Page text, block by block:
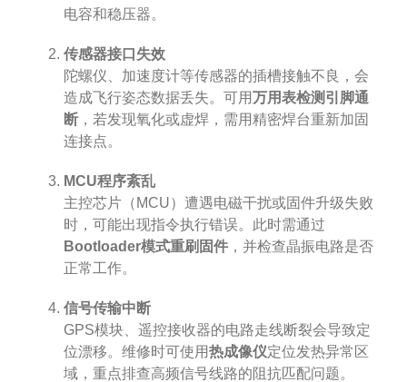
电容和稳压器。
传感器接口失效
陀螺仪、加速度计等传感器的插槽接触不良，会
造成飞行姿态数据丢失。可用万用表检测引脚通
断 ，若发现氧化或虚焊，需用精密焊台重新加固
连接点。
MCU程序紊乱
主控芯片（MCU）遭遇电磁干扰或固件升级失败
时，可能出现指令执行错误。此时需通过
Bootloader模式重刷固件 ，并检查晶振电路是否
正常工作。
信号传输中断
GPS模块、遥控接收器的电路走线断裂会导致定
位漂移。维修时可使用热成像仪定位发热异常区
域，重点排查高频信号线路的阻抗匹配问题。